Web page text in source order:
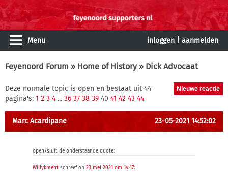
Menu inloggen aanmelden
Feyenoord Forum » Home of History» Dick Advocaat
Deze normale topic is open en bestaat uit 44
pagina's: 1 2 3 4 ... 36 37 38 39 40 41 42 43 44
Marc Acardipane 23-05-2021 14:52:02
open/sluit de onderstaande quote:
Willykment schreef op 23 mei 2021 om 14:47: